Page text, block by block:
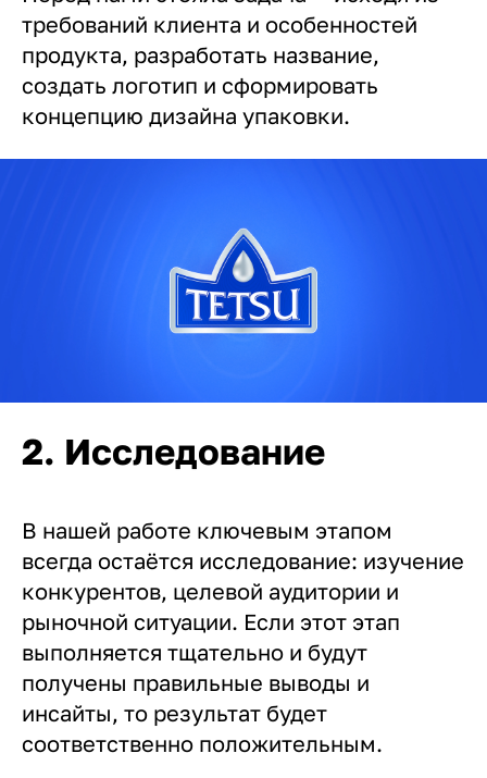
требований клиента и особенностей
продукта, разработать название,
создать логотип и сформировать
концепцию дизайна упаковки.
2. Исследование
В нашей работе ключевым этапом
всегда остаётся исследование: изучение
конкурентов, целевой аудитории и
рыночной ситуации. Если этот этап
выполняется тщательно и будут
получены правильные выводы и
инсайты, то результат будет
соответственно положительным.